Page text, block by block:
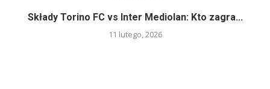
Składy Torino FC vs Inter Mediolan: Kto zagra...
11 lutego, 2026